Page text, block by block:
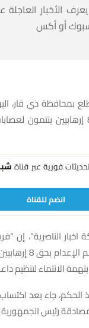
الأخبار العاجلة
أو أكس
بمحافظة ذي قار،
حكم الإعدام بحق 8 إرهابيين
فورية عبر قناة
انضم للقناة
الناصرية”، إن
أشرف على
الحكم، جاء بعد
رئيس الجمهورية